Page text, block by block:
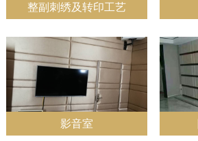
整副刺绣及转印工艺
影音室